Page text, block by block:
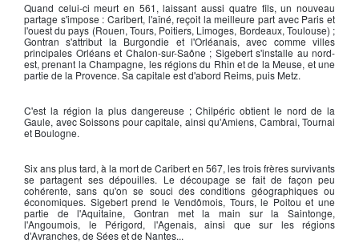
Quand celui-ci meurt en 561, laissant aussi quatre fils, un nouveau
partage s'impose : Caribert, l'aîné, reçoit la meilleure part avec Paris et
l'ouest du pays (Rouen, Tours, Poitiers, Limoges, Bordeaux, Toulouse) ;
Gontran s'attribut la Burgondie et l'Orléanais, avec comme villes
principales Orléans et Chalon-sur-Saône ; Sigeberts'installe au nord-
est, prenant la Champagne, les régions du Rhin et de la Meuse, et une
partie de la Provence. Sa capitale est d'abord Reims, puis Metz.
C'est la région la plus dangereuse ;Chilpéric obtient le nord de la
Gaule, avec Soissons pour capitale, ainsi qu'Amiens, Cambrai, Tournai
et Boulogne.
Six ans plus tard, à la mort de Cariberten 567, les trois frères survivants
se partagent ses dépouilles. Le découpage se fait de façon peu
cohérente, sans qu'on se souci des conditions géographiques ou
économiques. Sigebertprend leVendômois, Tours, le Poitou et une
partie de l'Aquitaine, Gontran met la main sur la Saintonge,
l'Angoumois, le Périgord, l'Agenais, ainsi que sur les régions
d'Avranches, de Sées et de Nantes...